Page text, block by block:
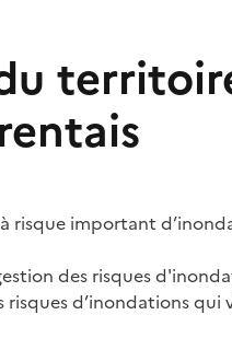
important
des risques
d’inondations qui